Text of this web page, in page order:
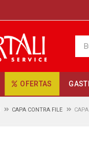
OFERTAS
CAPA CONTRA FILE